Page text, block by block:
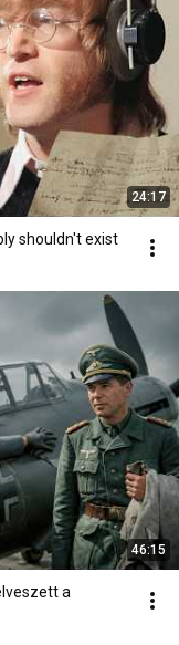
24:17
shouldn't exist
46:15
a